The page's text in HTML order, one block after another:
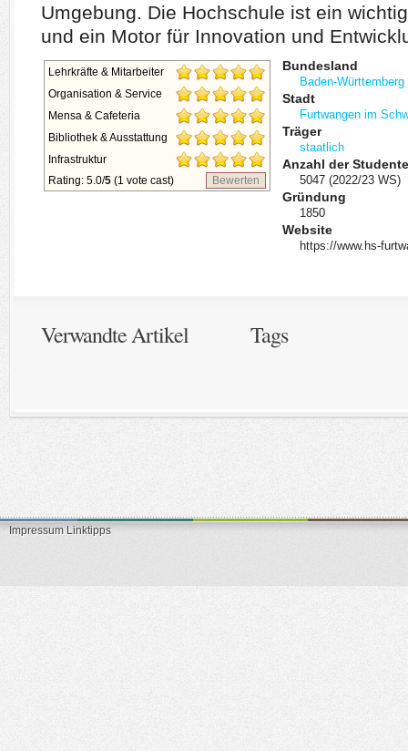
Umgebung. Die Hochschule ist ein
und ein Motor für Innovation und
Lehrkräfte & Mitarbeiter
Organisation & Service
Mensa & Cafeteria
Bibliothek & Ausstattung
Infrastruktur
Rating: 5.0/5 (1 vote cast) Bewerten
Bundesland
Baden-Württemberg
Stadt
Furtwangen im
Träger
staatlich
Anzahl der
5047 (2022/23 WS)
Gründung
1850
Website
https://www.hs-
Verwandte Artikel Tags
Impressum Linktipps